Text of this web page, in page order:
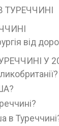
ТУРЕЧЧИНІ
від
У
в